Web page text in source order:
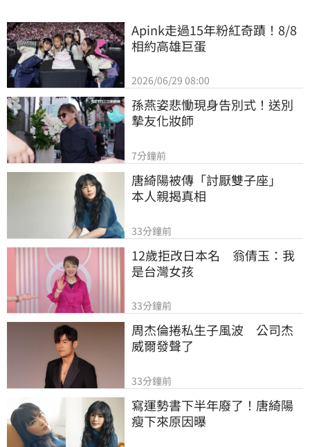
Apink走過15年粉紅奇蹟！8/8
相約高雄巨蛋
2026/06/29 08:00
孫燕姿悲慟現身告別式！送別
摯友化妝師
7分鐘前
唐綺陽被傳「討厭雙子座」
本人親揭真相
33分鐘前
12歲拒改日本名　翁倩玉：我
是台灣女孩
33分鐘前
周杰倫捲私生子風波　公司杰
威爾發聲了
33分鐘前
寫運勢書下半年廢了！唐綺陽
瘦下來原因曝